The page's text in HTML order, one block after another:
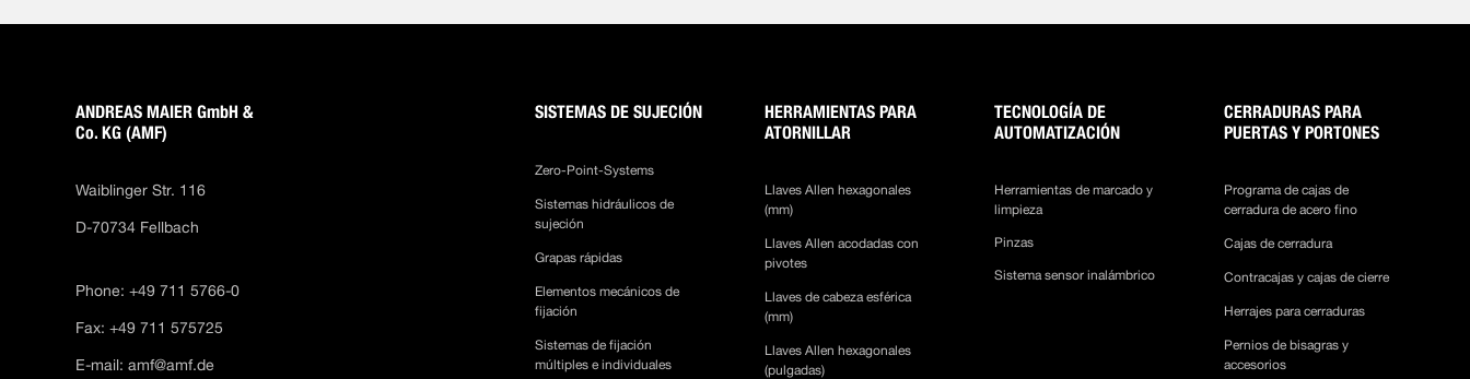
ANDREAS MAIER GmbH &
Co. KG (AMF)
Waiblinger Str. 116
D-70734 Fellbach
Phone: +49 711 5766-0
Fax: +49 711 575725
E-mail:amf@amf.de
SISTEMAS DE SUJECIÓN
Zero-Point-Systems
Sistemas hidráulicos de
sujeción
Grapas rápidas
Elementos mecánicos de
fijación
Sistemas de fijación
múltiples e individuales
HERRAMIENTAS PARA
ATORNILLAR
Llaves Allen hexagonales
(mm)
Llaves Allen acodadas con
pivotes
Llaves de cabeza esférica
(mm)
Llaves Allen hexagonales
(pulgadas)
TECNOLOGÍA DE
AUTOMATIZACIÓN
Herramientas de marcado y
limpieza
Pinzas
Sistema sensor inalámbrico
CERRADURAS PARA
PUERTAS Y PORTONES
Programa de cajas de
cerradura de acero fino
Cajas de cerradura
Contracajas y cajas de cierre
Herrajes para cerraduras
Pernios de bisagras y
accesorios